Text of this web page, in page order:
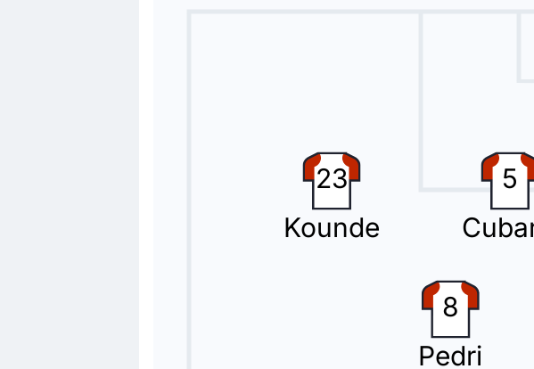
Cambio Celta Vigo! Pablo Duran è costretto a lasciare il
Sostituzione Celta Vigo: esce Yoel Lago ed entra Oscar
Claudio Giraldez (Celta Vigo) fa il suo first cambio con
23
Kounde
5
8
Pedri